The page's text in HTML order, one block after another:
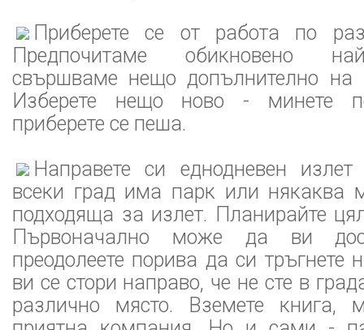
Приберете се от работа по
Предпочитаме обикновено
свършваме нещо допълнително
Изберете нещо ново - минете
приберете се пеша.
Направете си еднодневен
всеки град има парк или някаква
подходяща за излет. Планирайте
Първоначално може да ви
преодолеете порива да си тръгнете
ви се стори направо, че не сте в
различно място. Вземете книга,